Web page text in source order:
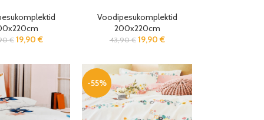
€ 19,90 €
Voodipesukomplektid
200x220cm
43,90€ 19,90 €
-55%